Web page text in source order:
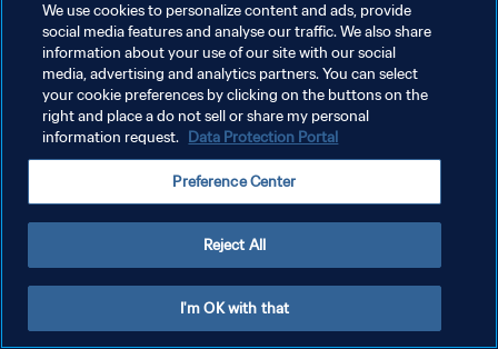
إدارة تفضيلات ملفات تعريف الارتباط
We use cookies to personalize content and ads, provide
social media features and analyse our traffic. We also share
information about your use of our site with our social
media, advertising and analytics partners. You can select
your cookie preferences by clicking on the buttons on the
right and place a do not sell or share my personal
information request. Data Protection Portal
Preference Center
Reject All
I'm OK with that